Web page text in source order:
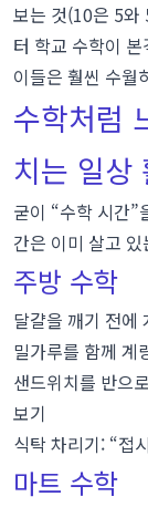
보는 것(10은 5와
터 학교 수학이
이들은 훨씬 수월
수학처럼
치는 일상
굳이 “수학 시간”
간은 이미 살고
주방 수학
달걀을 깨기 전에
밀가루를 함께 계
샌드위치를 반으
보기
식탁 차리기: “접
마트 수학